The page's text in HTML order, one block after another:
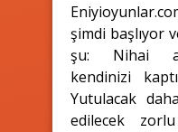
şimdi başlıyor
şu: Nihai
kendinizi
Yutulacak
edilecek